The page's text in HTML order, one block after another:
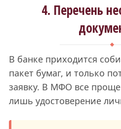
4. Перечень
В банке приходится
пакет бумаг, и только
заявку. В МФО все
лишь удостоверение